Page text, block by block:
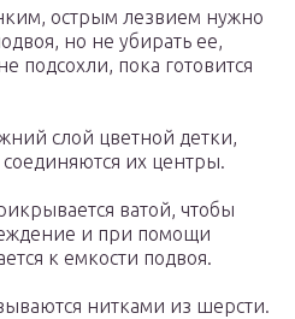
острым лезвием нужно
но не убирать ее,
подсохли, пока готовится
слой цветной детки,
их центры.
ватой, чтобы
и при помощи
к емкости подвоя.
нитками из шерсти.